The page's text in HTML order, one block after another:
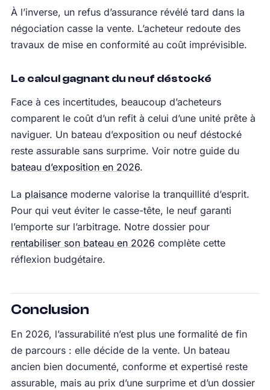
À l’inverse, un refus d’assurance révélé tard dans la
négociation casse la vente. L’acheteur redoute des
travaux de mise en conformité au coût imprévisible.
Le calcul gagnant du neuf déstocké
Face à ces incertitudes, beaucoup d’acheteurs
comparent le coût d’un refit à celui d’une unité prête à
naviguer. Un bateau d’exposition ou neuf déstocké
reste assurable sans surprime. Voir notre guide du
bateau d’exposition en 2026.
La plaisancemoderne valorise la tranquillité d’esprit.
Pour qui veut éviter le casse-tête, le neuf garanti
l’emporte sur l’arbitrage. Notre dossier pour
rentabiliser son bateau en 2026 complète cette
réflexion budgétaire.
Conclusion
En 2026, l’assurabilité n’est plus une formalité de fin
de parcours : elle décide de la vente. Un bateau
ancien bien documenté, conforme et expertisé reste
assurable, mais au prix d’une surprime et d’un dossier